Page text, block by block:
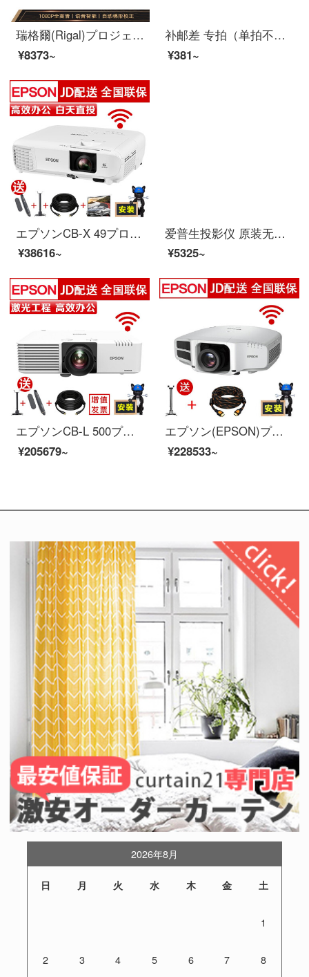
瑞格爾(Rigal)プロジェクター家庭用スマートオフィスプロジェクター(1080 Pフルハイビジョン知能システムWiFi/Bluetooth接続電子台形補正)【前売り版】
¥8373~
补邮差 专拍（单拍不发货） 官方标配
¥381~
エプソンCB-X 49プロジェクタービジネスプロジェクター会議教育投影投影ホワイトの公式の標準装備+ワイヤレス同画面器+無料で訪問してインストールします。
¥38616~
爱普生投影仪 原装无线网卡 投影机无线模块 无线传屏器 ELPAP10 正品国行
¥5325~
エプソンCB-L 500プロジェクター商用オフィスエンジニアリング5000ルーメンレーザー光源官の公式標準装備
¥205679~
エプソン(EPSON)プロジェクタープロジェクター商用オフィスエンジニアリング6500ルーメン縦投影電動レンズCB-G 7100公式標準装備
¥228533~
2026年8月
日 月 火 水 木 金 土
1
2 3 4 5 6 7 8